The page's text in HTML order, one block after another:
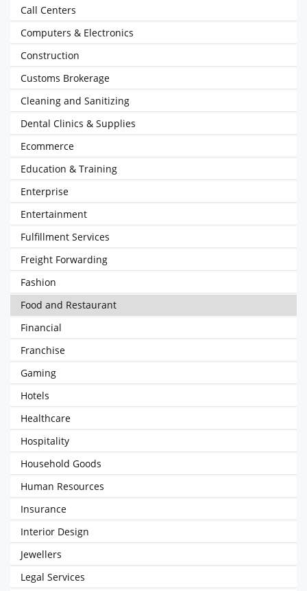
Call Centers
Computers & Electronics
Construction
Customs Brokerage
Cleaning and Sanitizing
Dental Clinics & Supplies
Ecommerce
Education & Training
Enterprise
Entertainment
Fulfillment Services
Freight Forwarding
Fashion
Food and Restaurant
Financial
Franchise
Gaming
Hotels
Healthcare
Hospitality
Household Goods
Human Resources
Insurance
Interior Design
Jewellers
Legal Services